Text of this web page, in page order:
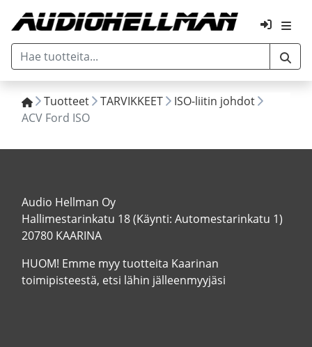
Tuotteet TARVIKKEET
ISO-liitin johdot
ACV Ford ISO
Audio Hellman Oy
Hallimestarinkatu 18 (Käynti: Automestarinkatu 1)
20780 KAARINA
HUOM! Emme myy tuotteita Kaarinan
toimipisteestä, etsi lähin jälleenmyyjäsi